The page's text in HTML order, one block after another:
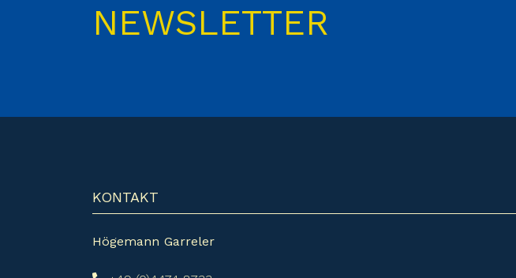
NEWSLETTER
KONTAKT
Högemann Garreler